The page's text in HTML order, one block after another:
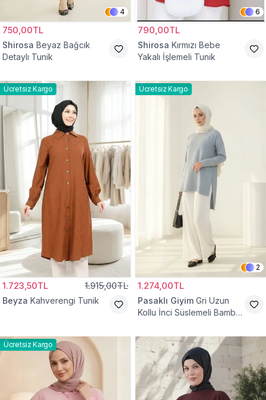
4
750,00TL
Shirosa Beyaz Bağcık
Detaylı Tunik
6
790,00TL
Shirosa Kırmızı Bebe
Yakalı İşlemeli Tunik
Ücretsiz Kargo
1.723,50TL 1.915,00TL
Beyza Kahverengi Tunik
Ücretsiz Kargo
2
1.274,00TL
Pasaklı Giyim Gri Uzun
Kollu İnci Süslemeli Bambu
Ücretsiz Kargo